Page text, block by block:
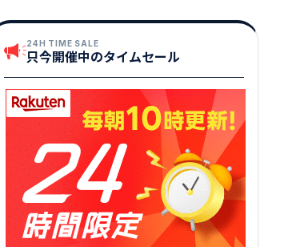
24H TIME SALE
只今開催中のタイムセール